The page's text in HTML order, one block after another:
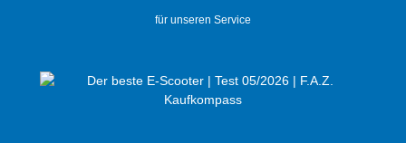
für unseren Service